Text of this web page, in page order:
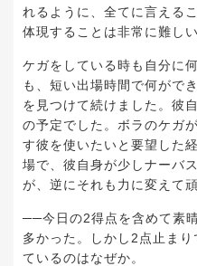
れるように、全てに言える
体現することは非常に難し
ケガをしている時も自分に
も、短い出場時間で何がで
を見つけて続けました。彼
の予定でした。ボラのケガ
す彼を使いたいと要望した
場で、彼自身が少しナーバ
が、逆にそれも力に変えて
──今日の2得点を含めて素
多かった。しかし2点止ま
ているのはなぜか。